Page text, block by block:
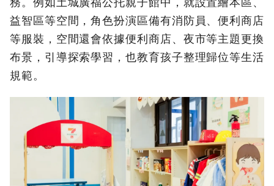
益智區等空間，角色扮演區備有消防員、便利商店
等服裝，空間還會依據便利商店、夜市等主題更換
布景，引導探索學習，也教育孩子整理歸位等生活
規範。